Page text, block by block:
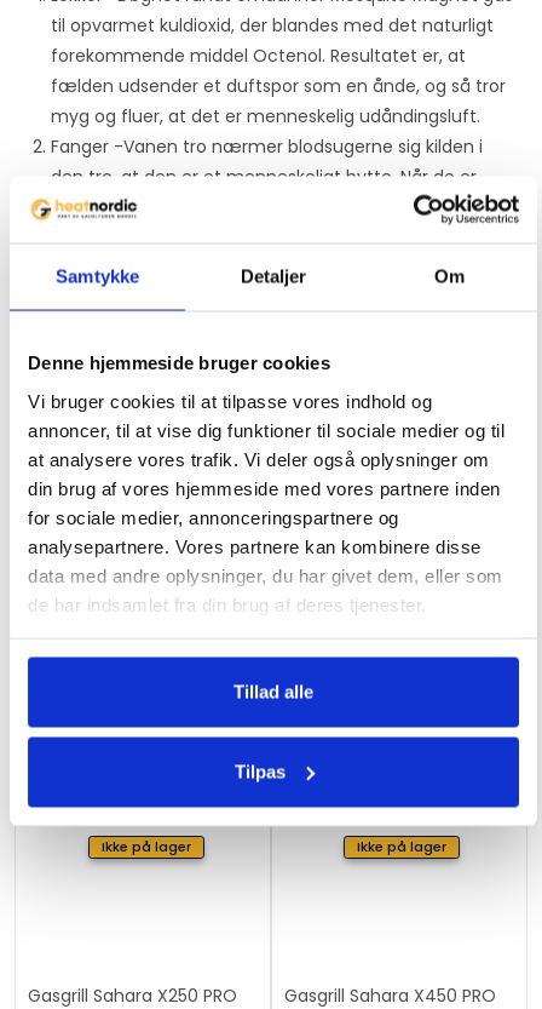
Samtykke Detaljer Om
Denne hjemmeside bruger cookies
Vi bruger cookies til at tilpasse vores indhold og
annoncer, til at vise dig funktioner til sociale medier og til
at analysere vores trafik. Vi deler også oplysninger om
din brug af vores hjemmeside med vores partnere inden
for sociale medier, annonceringspartnere og
analysepartnere. Vores partnere kan kombinere disse
data med andre oplysninger, du har givet dem, eller som
de har indsamlet fra din brug af deres tjenester.
Tillad alle
Tilpas
til opvarmet kuldioxid, der blandes med det naturligt
forekommende middel Octenol. Resultatet er, at
fælden udsender et duftspor som en ånde, og så tror
myg og fluer, at det er menneskelig udåndingsluft.
Fanger -Vanen tro nærmer blodsugerne sig kilden i
den tro, ​at ​den er et menneskeligt bytte. Når de er
tæt på Mosquito Magnet, bliver de effektivt suget ind i
vakuumteknologi, Counterflow. Når de først ender der,
reducerer antallet af myg fluer, nedbrydes deres
reproduktionscyklus hurtigt. De mærkbare resultater
kommer allerede efter et par dage, og efter et par
uger har fælden markant reduceret den lokale
bestand af myg og fluer. Ved kontinuerlig brug
opretholdes resultatet resten af sæsonen.
Ikke på lager
Gasgrill Sahara X250 PRO
Ikke på lager
Gasgrill Sahara X450 PRO